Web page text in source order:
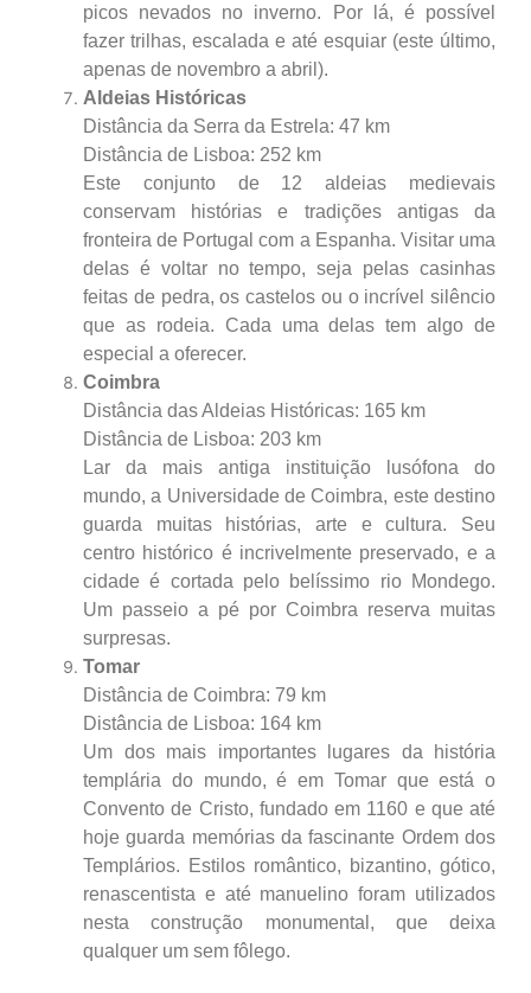
picos nevados no inverno. Por lá, é possível
fazer trilhas, escalada e até esquiar (este último,
apenas de novembro a abril).
Aldeias Históricas
Distância da Serra da Estrela: 47 km
Distância de Lisboa: 252 km
Este conjunto de 12 aldeias medievais
conservam histórias e tradições antigas da
fronteira de Portugal com a Espanha. Visitar uma
delas é voltar no tempo, seja pelas casinhas
feitas de pedra, os castelos ou o incrível silêncio
que as rodeia. Cada uma delas tem algo de
especial a oferecer.
Coimbra
Distância das Aldeias Históricas: 165 km
Distância de Lisboa: 203 km
Lar da mais antiga instituição lusófona do
mundo, a Universidade de Coimbra, este destino
guarda muitas histórias, arte e cultura. Seu
centro histórico é incrivelmente preservado, e a
cidade é cortada pelo belíssimo rio Mondego.
Um passeio a pé por Coimbra reserva muitas
surpresas.
Tomar
Distância de Coimbra: 79 km
Distância de Lisboa: 164 km
Um dos mais importantes lugares da história
templária do mundo, é em Tomar que está o
Convento de Cristo, fundado em 1160 e que até
hoje guarda memórias da fascinante Ordem dos
Templários. Estilos romântico, bizantino, gótico,
renascentista e até manuelino foram utilizados
nesta construção monumental, que deixa
qualquer um sem fôlego.